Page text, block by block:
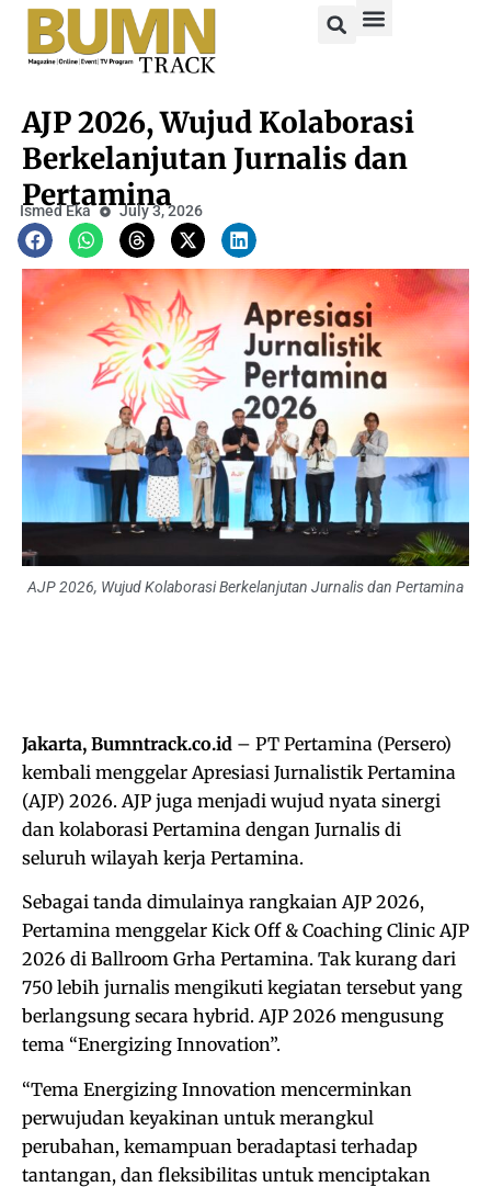
AJP 2026, Wujud Kolaborasi
Berkelanjutan Jurnalis dan
Pertamina
Ismed Eka July 3, 2026
AJP 2026, Wujud Kolaborasi Berkelanjutan Jurnalis dan Pertamina
Jakarta, Bumntrack.co.id – PT Pertamina (Persero)
kembali menggelar Apresiasi Jurnalistik Pertamina
(AJP) 2026. AJP juga menjadi wujud nyata sinergi
dan kolaborasi Pertamina dengan Jurnalis di
seluruh wilayah kerja Pertamina.
Sebagai tanda dimulainya rangkaian AJP 2026,
Pertamina menggelar Kick Off & Coaching Clinic AJP
2026 di Ballroom Grha Pertamina. Tak kurang dari
750 lebih jurnalis mengikuti kegiatan tersebut yang
berlangsung secara hybrid. AJP 2026 mengusung
tema “Energizing Innovation”.
“Tema Energizing Innovation mencerminkan
perwujudan keyakinan untuk merangkul
perubahan, kemampuan beradaptasi terhadap
tantangan, dan fleksibilitas untuk menciptakan